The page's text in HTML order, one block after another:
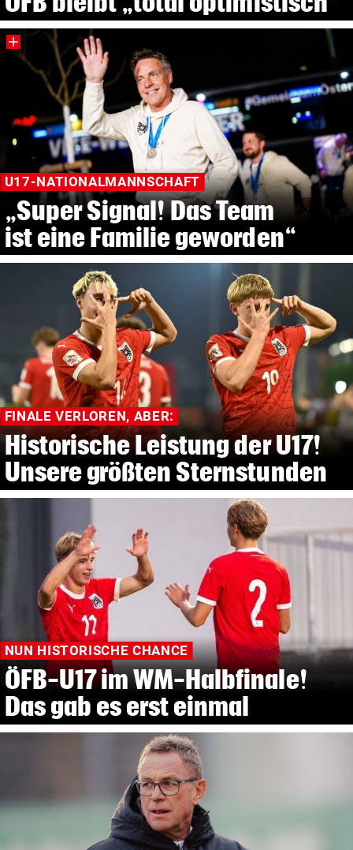
U17-NATIONALMANNSCHAFT
„Super Signal! Das Team
ist eine Familie geworden“
FINALE VERLOREN, ABER:
Historische Leistung der U17!
Unsere größten Sternstunden
NUN HISTORISCHE CHANCE
ÖFB-U17 im WM-Halbfinale!
Das gab es erst einmal